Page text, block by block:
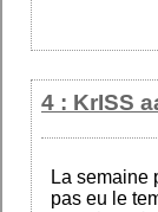
4 : KrISS
La semaine
pas eu le